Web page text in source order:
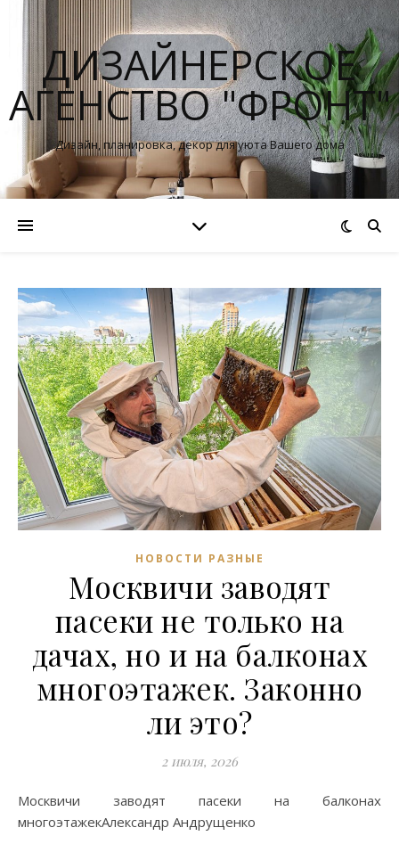
ДИЗАЙНЕРСКОЕ
АГЕНСТВО "ФРОНТ"
Дизайн, планировка, декор для уюта Вашего дома
НОВОСТИ РАЗНЫЕ
Москвичи заводят
пасеки не только на
дачах, но и на балконах
многоэтажек. Законно
ли это?
2 июля, 2026
Москвичи заводят пасеки на балконах
многоэтажекАлександр Андрущенко